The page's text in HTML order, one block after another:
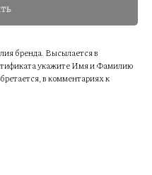
бренда. Высылается в
укажите Имя и Фамилию
в комментариях к